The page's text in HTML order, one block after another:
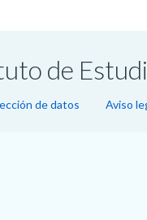
de
de datos Aviso